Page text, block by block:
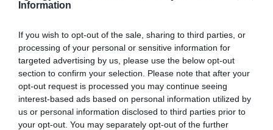
Information
If you wish to opt-out of the sale, sharing to third parties, or
processing of your personal or sensitive information for
targeted advertising by us, please use the below opt-out
section to confirm your selection. Please note that after your
opt-out request is processed you may continue seeing
interest-based ads based on personal information utilized by
us or personal information disclosed to third parties prior to
your opt-out. You may separately opt-out of the further
indexkép: index.hu. Halász János
Ne maradjon le a legfrissebb hírekről, kövessen
bennünket az EGRI ÜGYEK Google Hírek oldalán!